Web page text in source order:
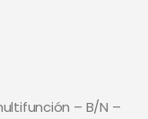
– B/N –